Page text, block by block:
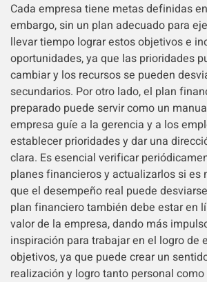
Cada empresa tiene metas definidas
embargo, sin un plan adecuado para
llevar tiempo lograr estos objetivos e
oportunidades, ya que las prioridades
cambiar y los recursos se pueden
secundarios. Por otro lado, el plan
preparado puede servir como un
empresa guíe a la gerencia y a los
establecer prioridades y dar una
clara. Es esencial verificar
planes financieros y actualizarlos si es
que el desempeño real puede
plan financiero también debe estar en
valor de la empresa, dando más
inspiración para trabajar en el logro de
objetivos, ya que puede crear un
realización y logro tanto personal como